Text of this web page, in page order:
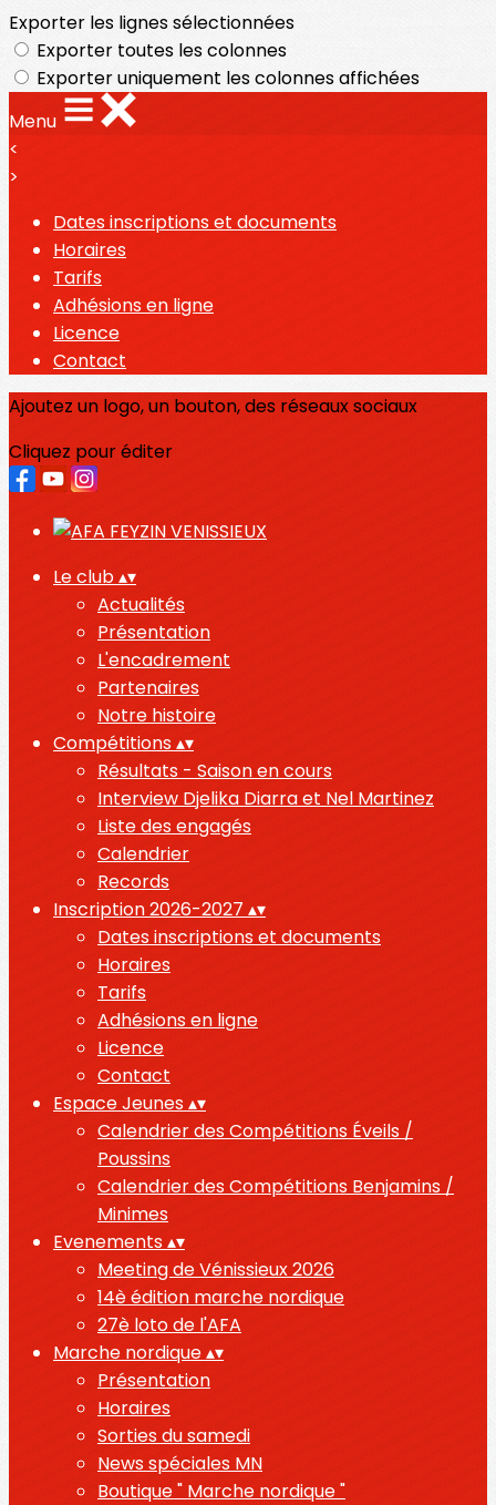
Exporter les lignes sélectionnées
Exporter toutes les colonnes
Exporter uniquement les colonnes affichées
Menu
<
>
Dates inscriptions et documents
Horaires
Tarifs
Adhésions en ligne
Licence
Contact
Ajoutez un logo, un bouton, des réseaux sociaux
Cliquez pour éditer
Le club▴▾
Actualités
Présentation
L'encadrement
Partenaires
Notre histoire
Compétitions▴▾
Résultats - Saison en cours
Interview Djelika Diarra et Nel Martinez
Liste des engagés
Calendrier
Records
Inscription 2026-2027 ▴▾
Dates inscriptions et documents
Horaires
Tarifs
Adhésions en ligne
Licence
Contact
Espace Jeunes▴▾
Calendrier des Compétitions Éveils /
Poussins
Calendrier des Compétitions Benjamins /
Minimes
Evenements▴▾
Meeting de Vénissieux 2026
14è édition marche nordique
27è loto de l'AFA
Marche nordique▴▾
Présentation
Horaires
Sorties du samedi
News spéciales MN
Boutique " Marche nordique "